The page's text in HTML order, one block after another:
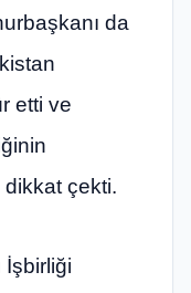
da
etti ve
çekti.
İşbirliği